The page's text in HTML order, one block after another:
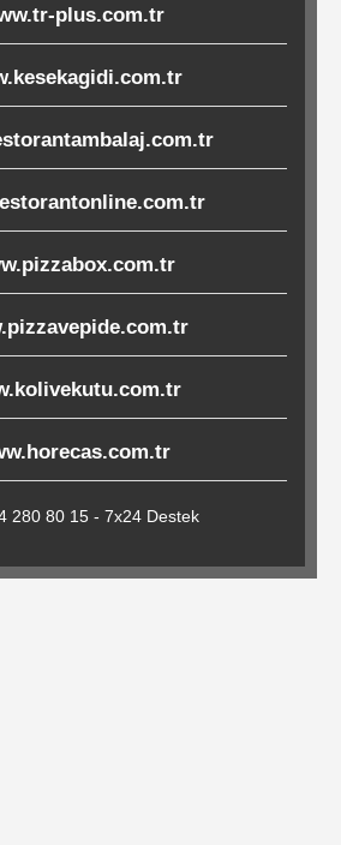
plus.com.tr
280 80 15 - 7x24 Destek